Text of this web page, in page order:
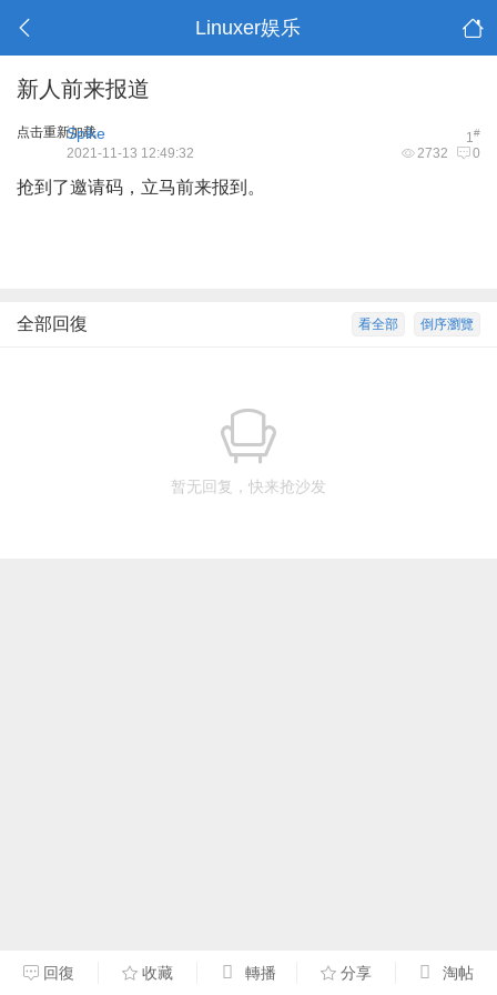
Linuxer娱乐
新人前来报道
点击重新加载 1#
Spike
2732 0
2021-11-13 12:49:32
抢到了邀请码，立马前来报到。
倒序瀏覽
看全部
全部回復
暂无回复，快来抢沙发
回復 收藏 轉播 分享 淘帖